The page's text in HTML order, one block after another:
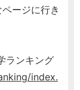
ージに行き
ランキング
index.